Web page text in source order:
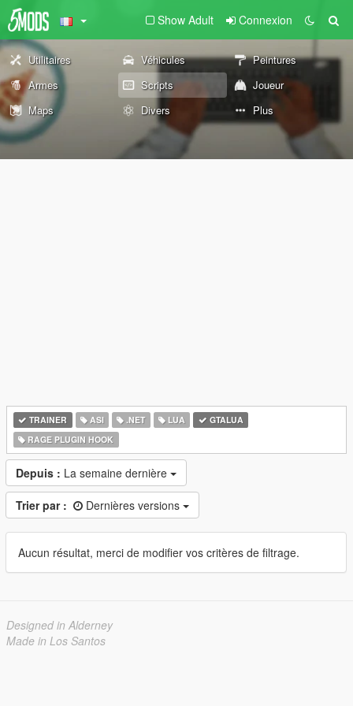
Show Adult Connexion
Utilitaires Véhicules
Peintures
Armes
Scripts
Joueur
Maps
Divers Plus
TRAINER ASI .NET LUA
GTALUA
RAGE PLUGIN HOOK
Depuis : La semaine dernière
Trier par : Dernières versions
Aucun résultat, merci de modifier vos critères de filtrage.
Designed in Alderney
Made in Los Santos